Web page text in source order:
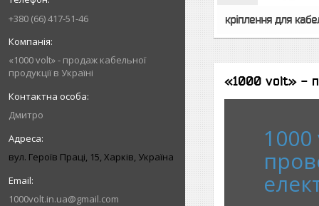
+380 (66) 417-51-46
«1000 volt» - продаж кабельної
продукції в Україні
Дмитро
вул. Героїв Праці, 15, Харків, Україна
1000volt.in.ua@gmail.com
кріплення для
«1000 volt» -